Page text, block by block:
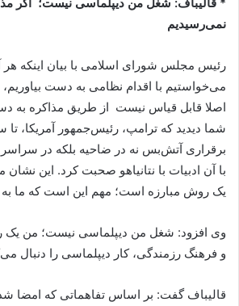
نمی‌رسیدیم
رئیس مجلس شورای اسلامی با بیان اینکه هر
می‌خواستیم با اقدام نظامی به دست بیاوریم،
اصلا قابل قیاس نیست از طریق مذاکره به
برقراری آتش‌بس نه در ضاحیه بلکه در
با آن ادبیات با نتانیاهو صحبت کرد. این نشان
یک روش مبارزه است؛ مهم این است که ما
وی افزود: شغل من دیپلماسی نیست؛ من یک
و فرهنگ رزمندگی، کار دیپلماسی را دنبال
قالیباف گفت: بر اساس تفاهماتی که امضا